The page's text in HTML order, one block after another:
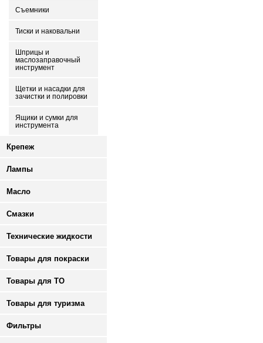
Съемники
Тиски и наковальни
Шприцы и
маслозаправочный
инструмент
Щетки и насадки для
зачистки и полировки
Ящики и сумки для
инструмента
Крепеж
Лампы
Масло
Смазки
Технические жидкости
Товары для покраски
Товары для ТО
Товары для туризма
Фильтры